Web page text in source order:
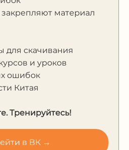
закрепляют материал
для скачивания
и уроков
ошибок
Китая
Тренируйтесь!
в ВК →